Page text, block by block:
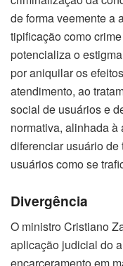
de forma veemente a
tipificação como
potencializa o
por aniquilar os
atendimento, ao
social de usuários e
normativa, alinhada
diferenciar usuário
usuários como se
Divergência
O ministro Cristiano
aplicação judicial do